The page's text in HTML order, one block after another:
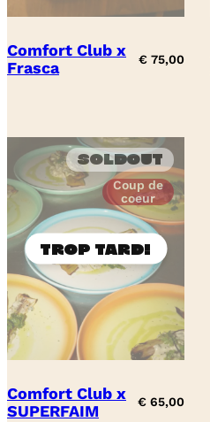
Comfort Club x
Frasca
€ 75,00
Soldout
Coup de
coeur
Comfort Club x
SUPERFAIM
€ 65,00